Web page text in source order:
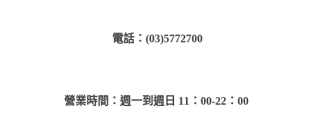
電話：(03)5772700
營業時間：週一到週日 11：00-22：00